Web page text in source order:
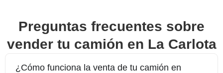
Preguntas frecuentes sobre
vender tu camión en La Carlota
¿Cómo funciona la venta de tu camión en